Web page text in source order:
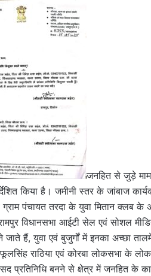
जनहित से जुड़े
किया है। जमीनी स्तर के जांबाज
पंचायत तरदा के युवा मितान क्लब के
विधानसभा आईटी सेल एवं सोशल
हैं, युवा एवं बुजुर्गों में इनका अच्छा
फूलसिंह राठिया एवं कोरबा लोकसभा के
प्रतिनिधि बनने से क्षेत्र में जनहित के